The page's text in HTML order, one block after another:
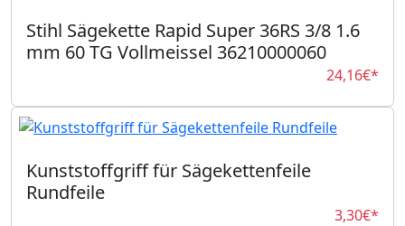
Stihl Sägekette Rapid Super 36RS 3/8 1.6
mm 60 TG Vollmeissel 36210000060
24,16€*
Kunststoffgriff für Sägekettenfeile
Rundfeile
3,30€*